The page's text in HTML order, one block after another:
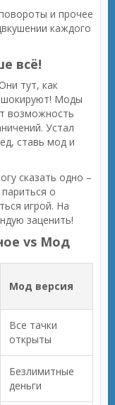
и прочее
каждого
всё!
тут, как
шокируют! Моды
возможность
Устал
ставь мод и
сказать одно –
о
игрой. На
заценить!
vs Мод
Мод версия
Все тачки
открыты
Безлимитные
деньги